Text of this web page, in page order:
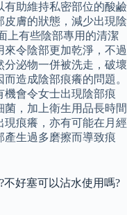
助維持私密部位的酸鹼
皮膚的狀態，減少出現陰
上有些陰部專用的清潔
令陰部更加乾淨，不過
泌物一併被洗走，破壞
造成陰部痕癢的問題。
會令女士出現陰部痕
，加上衛生用品長時間
痕癢，亦有可能在月經
生過多磨擦而導致痕
好塞可以沾水使用嗎?